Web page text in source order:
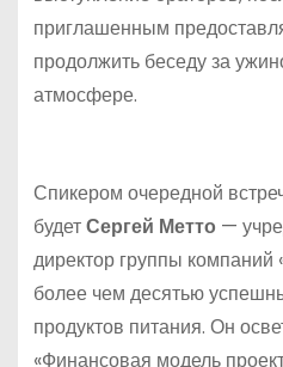
приглашенным
продолжить беседу за
атмосфере.
Спикером очередной
будетСергей Метто —
директор группы
более чем десятью
продуктов питания. Он
«Финансовая модель